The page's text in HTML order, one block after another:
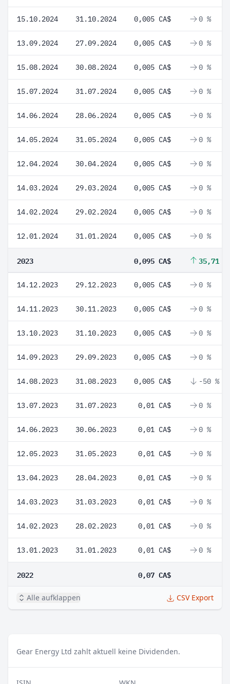
15.10.2024 31.10.2024 0,005 CA$ 0 %
13.09.2024 27.09.2024 0,005 CA$ 0 %
15.08.2024 30.08.2024 0,005 CA$ 0 %
15.07.2024 31.07.2024 0,005 CA$ 0 %
14.06.2024 28.06.2024 0,005 CA$ 0 %
14.05.2024 31.05.2024 0,005 CA$ 0 %
12.04.2024 30.04.2024 0,005 CA$ 0 %
14.03.2024 29.03.2024 0,005 CA$ 0 %
14.02.2024 29.02.2024 0,005 CA$ 0 %
12.01.2024 31.01.2024 0,005 CA$ 0 %
2023 0,095 CA$ 35,71 %
14.12.2023 29.12.2023 0,005 CA$ 0 %
14.11.2023 30.11.2023 0,005 CA$ 0 %
13.10.2023 31.10.2023 0,005 CA$ 0 %
14.09.2023 29.09.2023 0,005 CA$ 0 %
14.08.2023 31.08.2023 0,005 CA$ -50 %
13.07.2023 31.07.2023 0,01 CA$ 0 %
14.06.2023 30.06.2023 0,01 CA$ 0 %
12.05.2023 31.05.2023 0,01 CA$ 0 %
13.04.2023 28.04.2023 0,01 CA$ 0 %
14.03.2023 31.03.2023 0,01 CA$ 0 %
14.02.2023 28.02.2023 0,01 CA$ 0 %
13.01.2023 31.01.2023 0,01 CA$ 0 %
2022 0,07 CA$
Alle aufklappen CSV Export
Gear Energy Ltd zahlt aktuell keine Dividenden.